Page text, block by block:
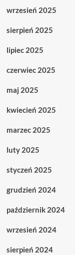
wrzesień 2025
sierpień 2025
lipiec 2025
czerwiec 2025
maj 2025
kwiecień 2025
marzec 2025
luty 2025
styczeń 2025
grudzień 2024
październik 2024
wrzesień 2024
sierpień 2024